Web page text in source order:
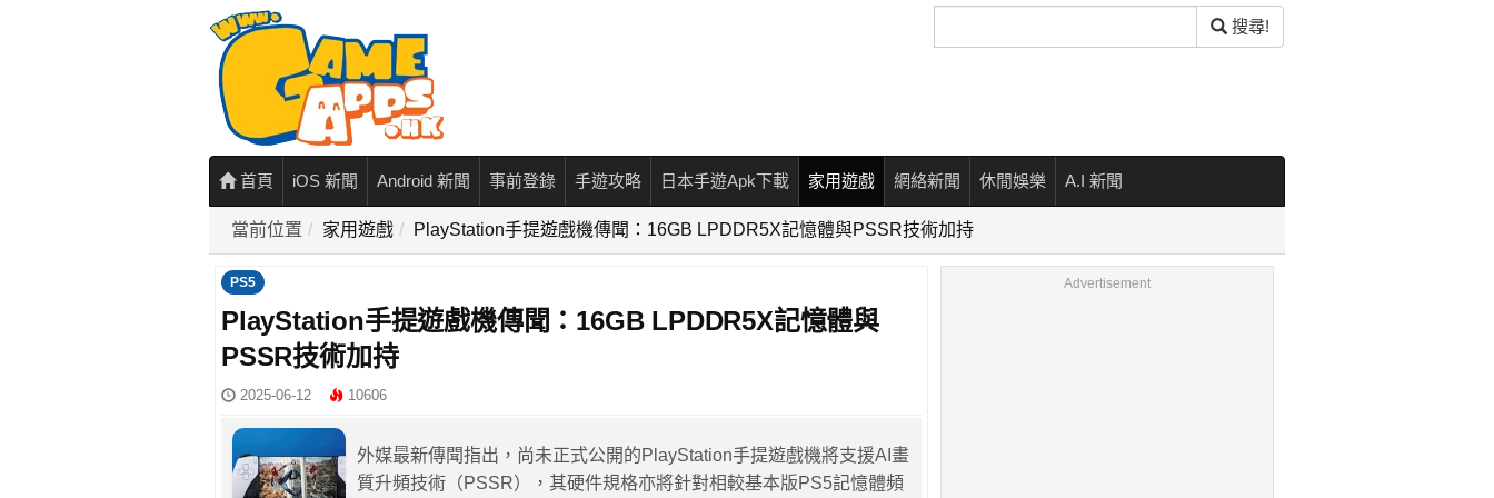
尋
搜尋!
首頁 iOS 新聞 Android 新聞 事前登錄 手遊攻略 日本手遊Apk下載 家用遊戲 網絡新聞 休閒娛樂 A.I 新聞
當前位置 家用遊戲 PlayStation手提遊戲機傳聞：16GB LPDDR5X記憶體與PSSR技術加持
PS5
PlayStation手提遊戲機傳聞：16GB LPDDR5X記憶體與
PSSR技術加持
2025-06-12 10606
外媒最新傳聞指出，尚未正式公開的PlayStation手提遊戲機將支援AI畫
質升頻技術（PSSR），其硬件規格亦將針對相較基本版PS5記憶體頻
Advertisement